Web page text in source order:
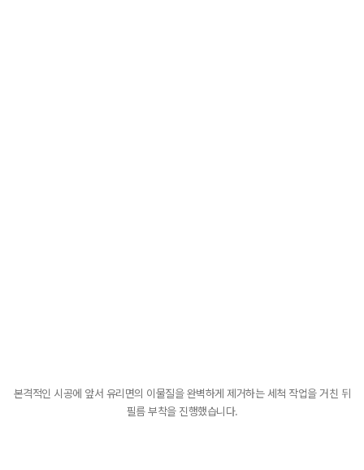
본격적인 시공에 앞서 유리면의 이물질을 완벽하게 제거하는 세척 작업을 거친 뒤
필름 부착을 진행했습니다.